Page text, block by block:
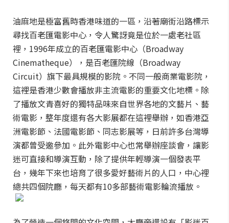
油麻地是極富舊時香港味道的一區，沿著廟街沿路標示
尋找百老匯電影中心，令人驚訝竟是位於一處老社區
裡，1996年成立的百老匯電影中心（Broadway
Cinematheque），是百老匯院線（Broadway
Circuit）旗下最具規模的影院。不同一般商業電影院，
這裡是香港少數會播放非主流電影的重要文化地標。除
了播放文青喜好的獨特品味來自世界各地的文藝片、藝
術電影，整年度還有各大影展都在這裡舉辦，如香港亞
洲電影節、法國電影節、同志影展等，日前許多台灣導
演都曾受邀參加。此外電影中心也常舉辦座談會，讓影
迷可直接和導演互動，除了提供年輕導演一個發表平
台，幾年下來也培育了很多愛好藝術片的人口，中心裡
總共四個院廳，每天都有10多部藝術電影輪流播放。